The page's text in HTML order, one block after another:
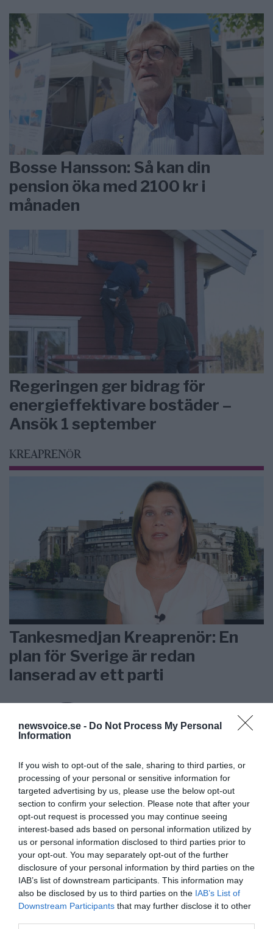
newsvoice.se - Do Not Process My Personal
Information
If you wish to opt-out of the sale, sharing to third parties, or
processing of your personal or sensitive information for
targeted advertising by us, please use the below opt-out
section to confirm your selection. Please note that after your
opt-out request is processed you may continue seeing
interest-based ads based on personal information utilized by
us or personal information disclosed to third parties prior to
your opt-out. You may separately opt-out of the further
disclosure of your personal information by third parties on the
IAB’s list of downstream participants. This information may
also be disclosed by us to third parties on the IAB’s List of
Downstream Participants that may further disclose it to other
Bosse Hansson: Så kan din
pension öka med 2100 kr i
månaden
Regeringen ger bidrag för
energieffektivare bostäder –
Ansök 1 september
KREAPRENÖR
Tankesmedjan Kreaprenör: En
plan för Sverige är redan
lanserad av ett parti
Prenumerera
Få NewsVoice nyhets-mail